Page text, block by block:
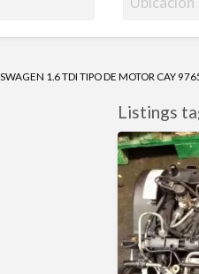
1.6 TDI TIPO DE MOTOR CAY
Listings
Motor
1.6
TDI
tipo
de